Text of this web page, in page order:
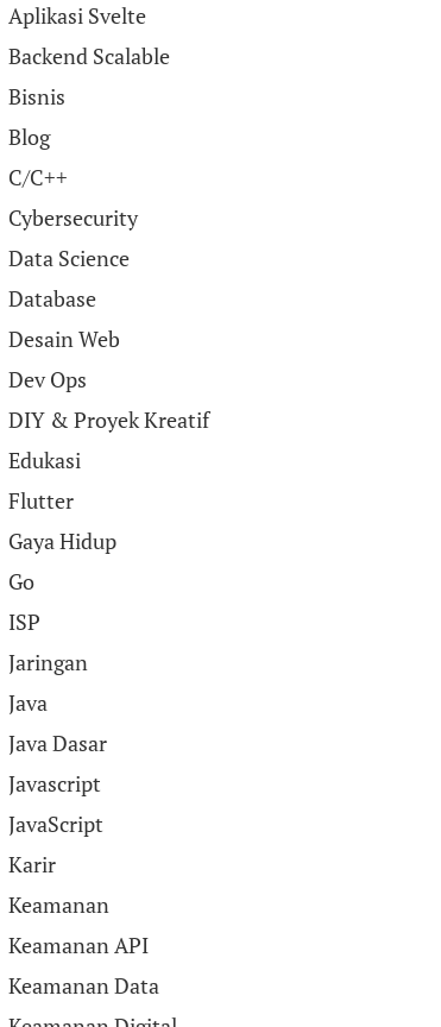
Aplikasi Svelte
Backend Scalable
Bisnis
Blog
C/C++
Cybersecurity
Data Science
Database
Desain Web
Dev Ops
DIY & Proyek Kreatif
Edukasi
Flutter
Gaya Hidup
Go
ISP
Jaringan
Java
Java Dasar
Javascript
JavaScript
Karir
Keamanan
Keamanan API
Keamanan Data